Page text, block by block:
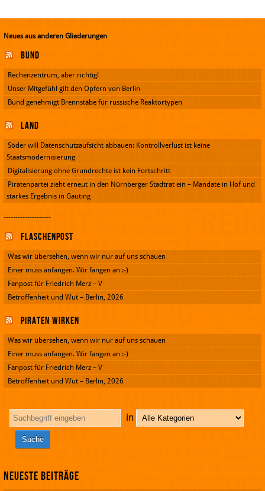
Neues aus anderen Gliederungen
Bund
Rechenzentrum, aber richtig!
Unser Mitgefühl gilt den Opfern von Berlin
Bund genehmigt Brennstäbe für russische Reaktortypen
Land
Söder will Datenschutzaufsicht abbauen: Kontrollverlust ist keine
Staatsmodernisierung
Digitalisierung ohne Grundrechte ist kein Fortschritt
Piratenpartei zieht erneut in den Nürnberger Stadtrat ein – Mandate in Hof und
starkes Ergebnis in Gauting
--------------------
Flaschenpost
Was wir übersehen, wenn wir nur auf uns schauen
Einer muss anfangen. Wir fangen an :-)
Fanpost für Friedrich Merz – V
Betroffenheit und Wut – Berlin, 2026
Piraten wirken
Was wir übersehen, wenn wir nur auf uns schauen
Einer muss anfangen. Wir fangen an :-)
Fanpost für Friedrich Merz – V
Betroffenheit und Wut – Berlin, 2026
in
Neueste Beiträge